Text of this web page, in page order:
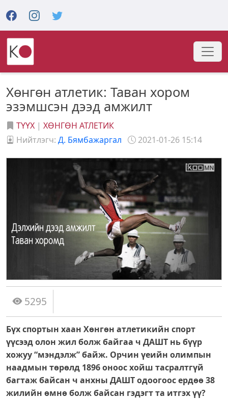
Хөнгөн атлетик: Таван хором
эзэмшсэн дээд амжилт
ТҮҮХ | ХӨНГӨН АТЛЕТИК
Нийтлэгч: Д. Бямбажаргал 2021-01-26 15:14
5295
Бүх спортын хаан Хөнгөн атлетикийн спорт
үүсээд олон жил болж байгаа ч ДАШТ нь бүүр
хожуу “мэндэлж” байж. Орчин үеийн олимпын
наадмын төрөлд 1896 оноос хойш тасралтгүй
багтаж байсан ч анхны ДАШТ одоогоос ердөө 38
жилийн өмнө болж байсан гэдэгт та итгэх үү?